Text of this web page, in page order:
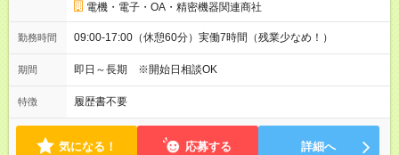
電機・電子・OA・精密機器関連商社
勤務時間 09:00-17:00（休憩60分）実働7時間（残業少なめ！）
期間 即日～長期 ※開始日相談OK
特徴 履歴書不要
気になる！ 応募する 詳細へ